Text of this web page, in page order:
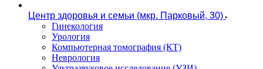
Центр здоровья и семьи (мкр. Парковый, 30)
Гинекология
Урология
Компьютерная томография (КТ)
Неврология